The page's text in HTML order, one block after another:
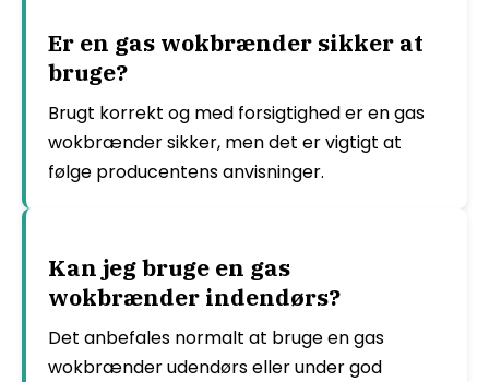
Er en gas wokbrænder sikker at
bruge?
Brugt korrekt og med forsigtighed er en gas
wokbrænder sikker, men det er vigtigt at
følge producentens anvisninger.
Kan jeg bruge en gas
wokbrænder indendørs?
Det anbefales normalt at bruge en gas
wokbrænder udendørs eller under god